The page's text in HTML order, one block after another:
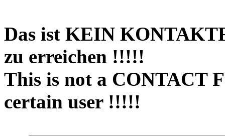
Das ist KEIN
zu erreichen !!!!!
This is not a CONTACT
certain user !!!!!